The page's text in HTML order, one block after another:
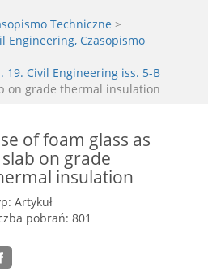
Techniczne >
Engineering, Czasopismo
19. Civil Engineering iss. 5-B
on grade thermal insulation
of foam glass as
on grade
insulation
Artykuł
pobrań: 801